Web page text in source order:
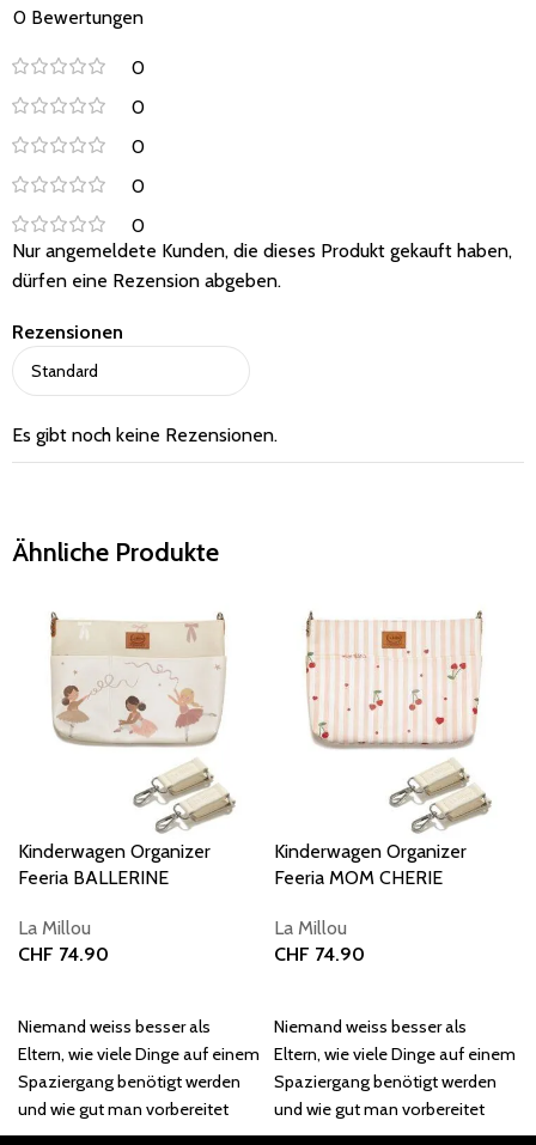
0 Bewertungen
0
0
0
0
0
Rezensionen
Es gibt noch keine Rezensionen.
Nur angemeldete Kunden, die dieses Produkt gekauft haben,
dürfen eine Rezension abgeben.
Ähnliche Produkte
Kinderwagen Organizer
Feeria BALLERINE
La Millou
CHF 74.90
Niemand weiss besser als
Eltern, wie viele Dinge auf einem
Spaziergang benötigt werden
und wie gut man vorbereitet
sein muss,
Kinderwagen Organizer
Feeria MOM CHERIE
La Millou
CHF 74.90
Niemand weiss besser als
Eltern, wie viele Dinge auf einem
Spaziergang benötigt werden
und wie gut man vorbereitet
sein muss,